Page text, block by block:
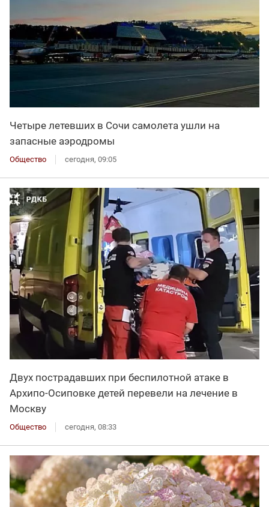
Четыре летевших в Сочи самолета ушли на
запасные аэродромы
Общество сегодня, 09:05
Двух пострадавших при беспилотной атаке в
Архипо-Осиповке детей перевели на лечение в
Москву
Общество сегодня, 08:33